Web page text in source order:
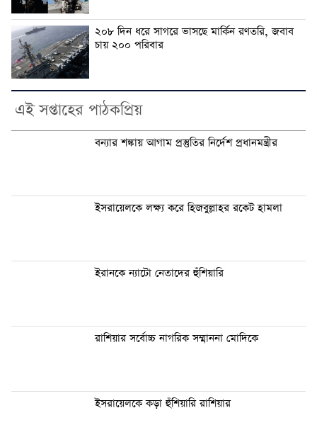
২০৮ দিন ধরে সাগরে ভাসছে মার্কিন রণতরি, জবাব
চায় ২০০ পরিবার
এই সপ্তাহের পাঠকপ্রিয়
বন্যার শঙ্কায় আগাম প্রস্তুতির নির্দেশ প্রধানমন্ত্রীর
ইসরায়েলকে লক্ষ্য করে হিজবুল্লাহর রকেট হামলা
ইরানকে ন্যাটো নেতাদের হুঁশিয়ারি
রাশিয়ার সর্বোচ্চ নাগরিক সম্মাননা মোদিকে
ইসরায়েলকে কড়া হুঁশিয়ারি রাশিয়ার